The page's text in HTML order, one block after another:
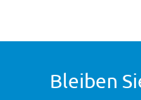
Bleiben